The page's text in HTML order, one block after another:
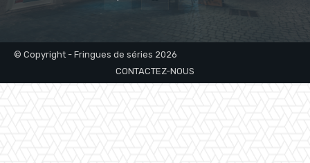
© Copyright - Fringues de séries 2026
CONTACTEZ-NOUS